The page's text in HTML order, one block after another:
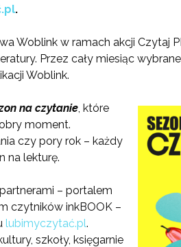
.
Woblink w ramach akcji Czytaj
Przez cały miesiąc
Woblink.
na czytanie , które
moment.
czy pory rok – każdy
na lekturę.
– portalem
czytników inkBOOK –
lubimyczytać.pl.
szkoły, księgarnie